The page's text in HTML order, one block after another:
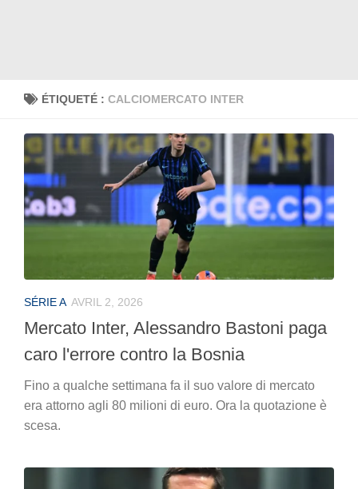
ÉTIQUETÉ : CALCIOMERCATO INTER
SÉRIE A AVRIL 2, 2026
Mercato Inter, Alessandro Bastoni paga
caro l'errore contro la Bosnia
Fino a qualche settimana fa il suo valore di mercato
era attorno agli 80 milioni di euro. Ora la quotazione è
scesa.